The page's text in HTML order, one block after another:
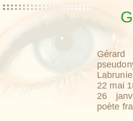
22 mai
26
poète